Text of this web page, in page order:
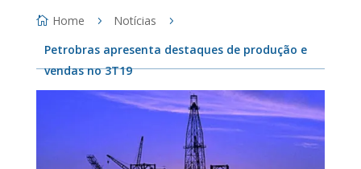
Home
Notícias
Petrobras apresenta destaques de produção e
vendas no 3T19